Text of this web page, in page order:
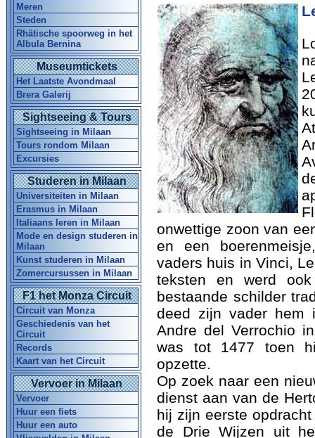
Meren
Steden
Rhätische spoorweg in het
Albula Bernina
Museumtickets
Het Laatste Avondmaal
Brera Galerij
Sightseeing & Tours
Sightseeing in Milaan
Tours rondom Milaan
Excursies
Studeren in Milaan
Universiteiten in Milaan
Erasmus in Milaan
Italiaans leren in Milaan
Mode en design studeren in
Milaan
Kunst studeren in Milaan
Zomercursussen in Milaan
F1 het Monza Circuit
Circuit van Monza
Geschiedenis van het
Circuit
Records
Kaart van het Circuit
Vervoer in Milaan
Vervoer
Huur een fiets
Huur een auto
onwettige zoon van
en een
vaders huis in Vinci,
teksten en werd
bestaande schilder
deed zijn vader hem
Andre del Verrochio
was tot 1477 toen
opzette.
Op zoek naar een
dienst aan van de
hij zijn eerste
de Drie Wijzen uit